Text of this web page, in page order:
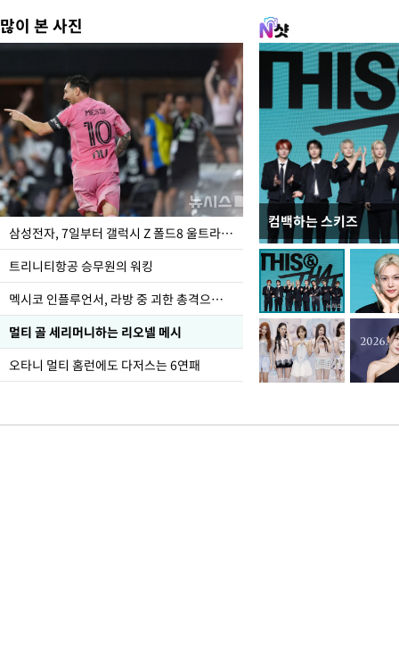
많이 본 사진
삼성전자, 7일부터 갤럭시 Z 폴드8 울트라·폴드8·플립8 출시
트리니티항공 승무원의 워킹
멕시코 인플루언서, 라방 중 괴한 총격으로 사망
멀티 골 세리머니하는 리오넬 메시
오타니 멀티 홈런에도 다저스는 6연패
컴백하는 스키즈
입추 하루 앞둔 전남
폭염